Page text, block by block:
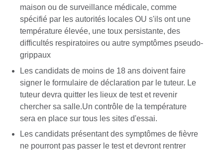
maison ou de surveillance médicale, comme
spécifié par les autorités locales OU s'ils ont une
température élevée, une toux persistante, des
difficultés respiratoires ou autre symptômes pseudo-
grippaux
Les candidats de moins de 18 ans doivent faire
signer le formulaire de déclaration par le tuteur. Le
tuteur devra quitter les lieux de test et revenir
chercher sa salle.Un contrôle de la température
sera en place sur tous les sites d'essai.
Les candidats présentant des symptômes de fièvre
ne pourront pas passer le test et devront rentrer